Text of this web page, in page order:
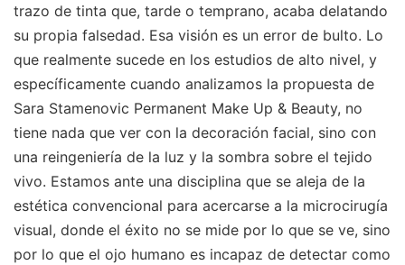
trazo de tinta que, tarde o temprano, acaba delatando
su propia falsedad. Esa visión es un error de bulto. Lo
que realmente sucede en los estudios de alto nivel, y
específicamente cuando analizamos la propuesta de
Sara Stamenovic Permanent Make Up & Beauty, no
tiene nada que ver con la decoración facial, sino con
una reingeniería de la luz y la sombra sobre el tejido
vivo. Estamos ante una disciplina que se aleja de la
estética convencional para acercarse a la microcirugía
visual, donde el éxito no se mide por lo que se ve, sino
por lo que el ojo humano es incapaz de detectar como